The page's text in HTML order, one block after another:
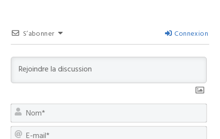
S’abonner Connexion